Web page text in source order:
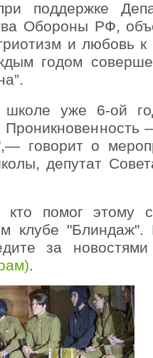
поддержке
Обороны РФ,
и любовь
годом
школе уже 6-ой
говорит о
депутат
помог этому
клубе "Блиндаж".
за
).